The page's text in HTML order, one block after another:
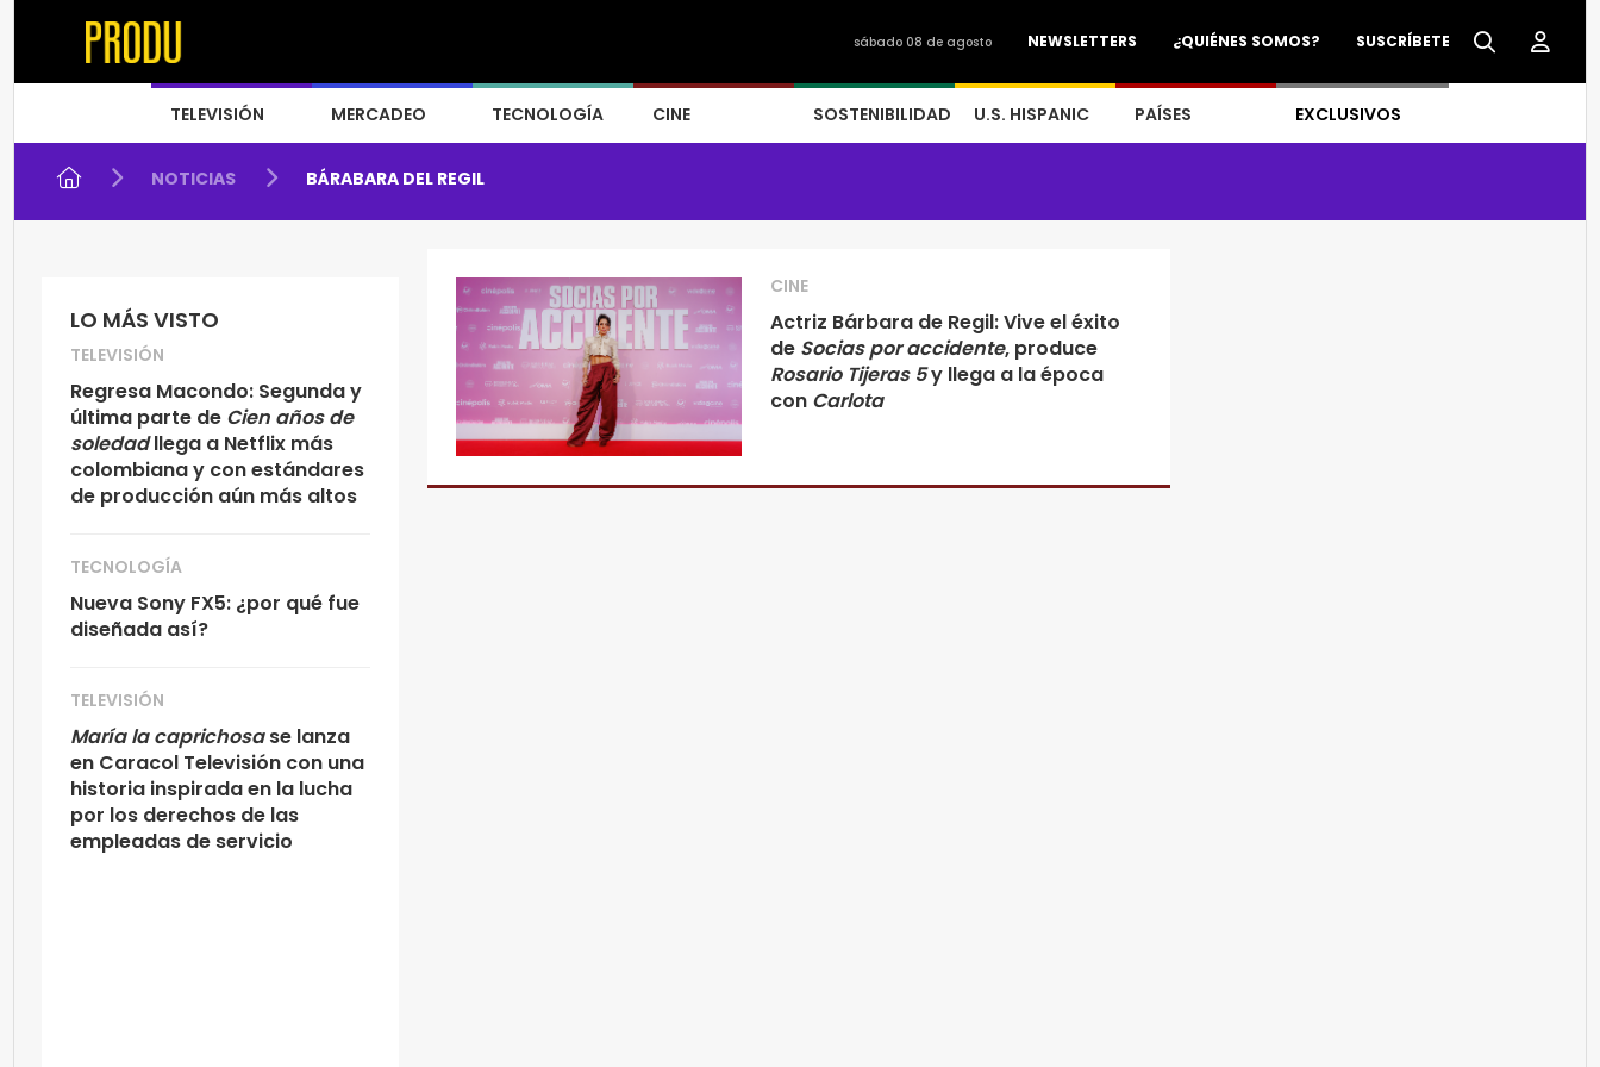
SUSCRÍBETE
¿QUIÉNES SOMOS?
NEWSLETTERS
sábado 08 de agosto
TELEVISIÓN MERCADEO TECNOLOGÍA CINE SOSTENIBILIDAD U.S. HISPANIC PAÍSES EXCLUSIVOS
NOTICIAS BÁRABARA DEL REGIL
LO MÁS VISTO
TELEVISIÓN
Regresa Macondo: Segunda y
última parte de Cien años de
soledadllega a Netflix más
colombiana y con estándares
de producción aún más altos
TECNOLOGÍA
Nueva Sony FX5: ¿por qué fue
diseñada así?
TELEVISIÓN
María la caprichosase lanza
en Caracol Televisión con una
historia inspirada en la lucha
por los derechos de las
empleadas de servicio
CINE
Actriz Bárbara de Regil: Vive el éxito
de Socias por accidente, produce
Rosario Tijeras 5y llega a la época
con Carlota